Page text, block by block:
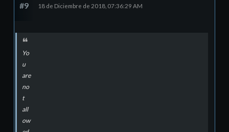
#9 18 de Diciembre de 2018, 07:36:29 AM
Yo
u
are
no
t
all
ow